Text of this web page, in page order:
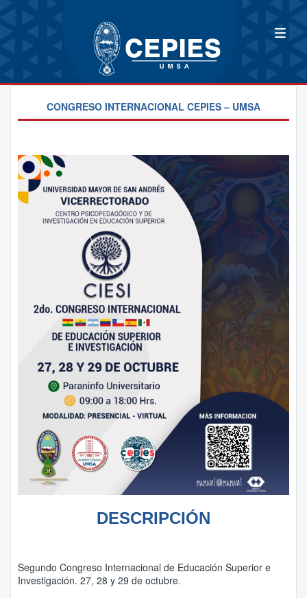
CONGRESO INTERNACIONAL CEPIES – UMSA
DESCRIPCIÓN
Segundo Congreso Internacional de Educación Superior e
Investigación. 27, 28 y 29 de octubre.